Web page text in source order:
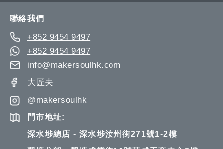
聯絡我們
+852 9454 9497
+852 9454 9497
info@makersoulhk.com
大匠夫
@makersoulhk
門市地址:
深水埗總店 - 深水埗汝州街271號1-2樓